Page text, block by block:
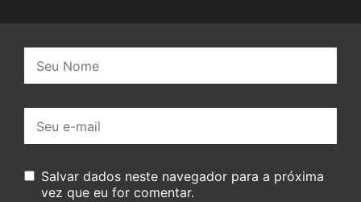
mail:
Salvar dados neste navegador para a próxima
vez que eu for comentar.